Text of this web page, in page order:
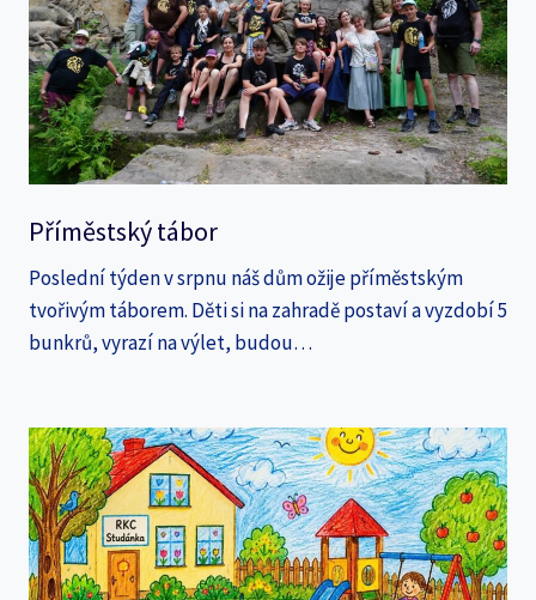
Příměstský tábor
Poslední týden v srpnu náš dům ožije příměstským
tvořivým táborem. Děti si na zahradě postaví a vyzdobí 5
bunkrů, vyrazí na výlet, budou…